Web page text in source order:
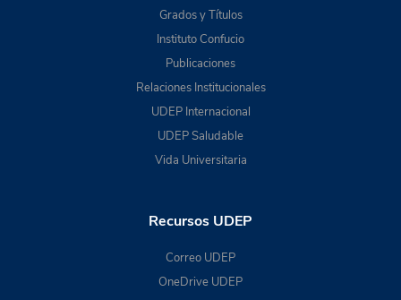
Grados y Títulos
Instituto Confucio
Publicaciones
Relaciones Institucionales
UDEP Internacional
UDEP Saludable
Vida Universitaria
Recursos UDEP
Correo UDEP
OneDrive UDEP